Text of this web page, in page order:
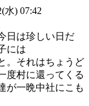
水) 07:42
日は珍しい日だ
には
。それはちょうど
度村に還ってくる
が一晩中社にこも